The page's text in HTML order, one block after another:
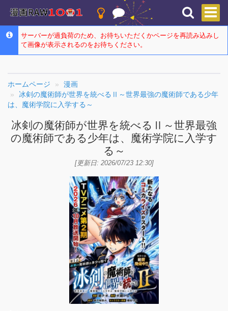
サーバーが過負荷のため、お待ちいただくかページを再読み込みし
て画像が表示されるのをお待ちください。
ホームページ
漫画
冰剣の魔術師が世界を統べるⅡ～世界最強の魔術師である少年
は、魔術学院に入学する～
冰剣の魔術師が世界を統べるⅡ～世界最強
の魔術師である少年は、魔術学院に入学す
る～
[更新日: 2026/07/23 12:30]